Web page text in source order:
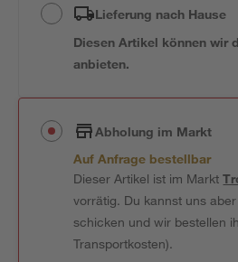
Lieferung nach Hause
Diesen Artikel können wir
anbieten.
Abholung im Markt
Auf Anfrage bestellbar
Dieser Artikel ist im Markt
vorrätig. Du kannst uns
schicken und wir bestellen
Transportkosten).